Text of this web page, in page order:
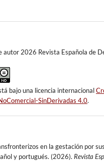
autor 2026 Revista Española de
bajo una licencia internacional
SinDerivadas 4.0.
en la gestación por
y portugués. (2026). Revista